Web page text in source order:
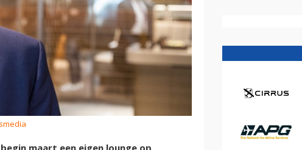
maart een eigen lounge op